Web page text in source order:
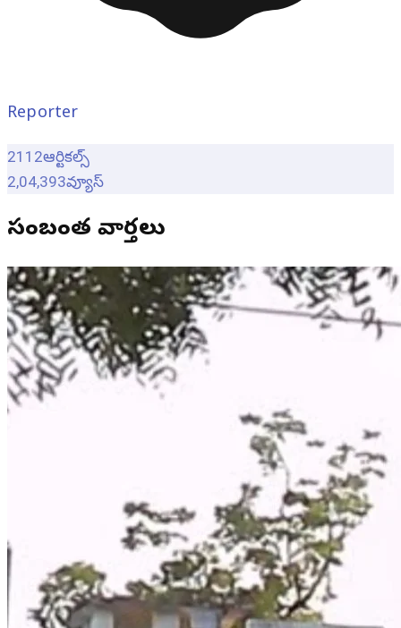
Reporter
2112ఆర్టికల్స్
2,04,393వ్యూస్
సంబంధిత వార్తలు